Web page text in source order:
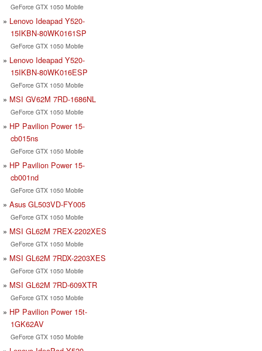
GeForce GTX 1050 Mobile
Lenovo Ideapad Y520-
15IKBN-80WK0161SP
GeForce GTX 1050 Mobile
Lenovo Ideapad Y520-
15IKBN-80WK016ESP
GeForce GTX 1050 Mobile
MSI GV62M 7RD-1686NL
GeForce GTX 1050 Mobile
HP Pavilion Power 15-
cb015ns
GeForce GTX 1050 Mobile
HP Pavilion Power 15-
cb001nd
GeForce GTX 1050 Mobile
Asus GL503VD-FY005
GeForce GTX 1050 Mobile
MSI GL62M 7REX-2202XES
GeForce GTX 1050 Mobile
MSI GL62M 7RDX-2203XES
GeForce GTX 1050 Mobile
MSI GL62M 7RD-609XTR
GeForce GTX 1050 Mobile
HP Pavilion Power 15t-
1GK62AV
GeForce GTX 1050 Mobile